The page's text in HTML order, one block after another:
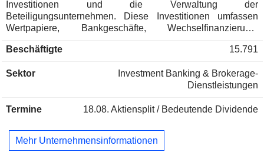
Investitionen und die Verwaltung der
Beteiligungsunternehmen. Diese Investitionen umfassen
Wertpapiere, Bankgeschäfte, Wechselfinanzierung,
Terminhandel, Risikokapital, ausländische Finanzinstitute
finanzbezogene Geschäfte. Zu den
Hauptgeschäftsbereichen des Unternehmens zählen
Investmentfonds und Terminhandel. Die
Taiwan, Hongkong, Festlandchina, Thailand sowie weitere
Länder und Regionen.
Beschäftigte 15.791
Sektor
Investment Banking & Brokerage-
Dienstleistungen
Termine 18.08. Aktiensplit / Bedeutende Dividende
Mehr Unternehmensinformationen